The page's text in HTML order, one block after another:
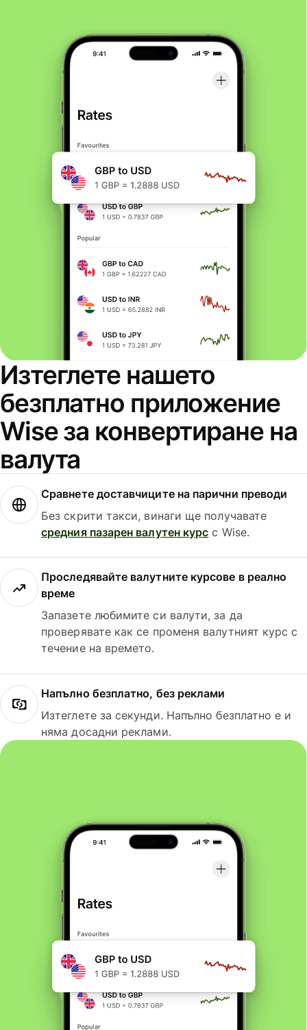
Изтеглете нашето
безплатно приложение
Wise за конвертиране на
валута
Сравнете доставчиците на парични преводи
Без скрити такси, винаги ще получавате
средния пазарен валутен курс с Wise.
Проследявайте валутните курсове в реално
време
Запазете любимите си валути, за да
проверявате как се променя валутният курс с
течение на времето.
Напълно безплатно, без реклами
Изтеглете за секунди. Напълно безплатно е и
няма досадни реклами.